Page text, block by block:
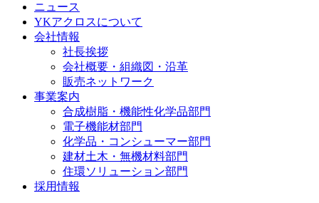
ニュース
YKアクロスについて
会社情報
社長挨拶
会社概要・組織図・沿革
販売ネットワーク
事業案内
合成樹脂・機能性化学品部門
電子機能材部門
化学品・コンシューマー部門
建材土木・無機材料部門
住環ソリューション部門
採用情報